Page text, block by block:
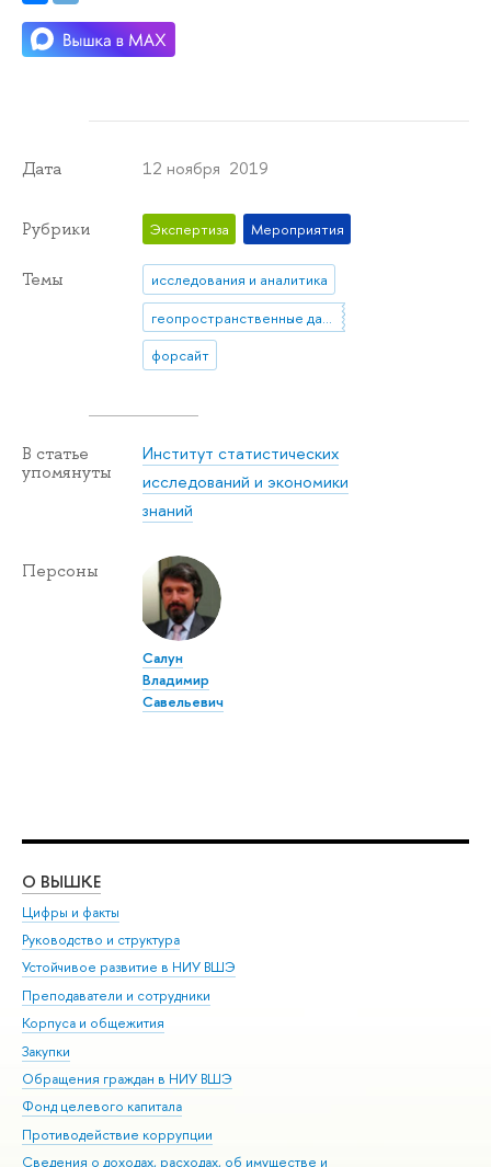
Дата 12 ноября 2019
Рубрики Экспертиза Мероприятия
Темы
исследования и аналитика
форсайт
В статье
упомянуты
Институт статистических
исследований и экономики
знаний
Персоны
Салун
Владимир
Савельевич
О ВЫШКЕ
Цифры и факты
Руководство и структура
Устойчивое развитие в НИУ ВШЭ
Преподаватели и сотрудники
Корпуса и общежития
Закупки
Обращения граждан в НИУ ВШЭ
Фонд целевого капитала
Противодействие коррупции
Сведения о доходах, расходах, об имуществе и